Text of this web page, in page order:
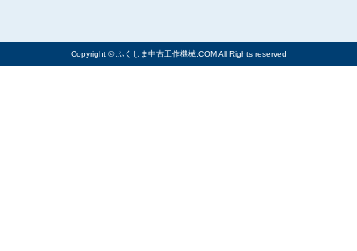
Copyright © ふくしま中古工作機械.COM All Rights reserved